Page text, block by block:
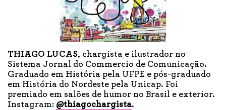
THIAGO LUCAS, chargista e ilustrador no
Sistema Jornal do Commercio de Comunicação.
Graduado em História pela UFPE e pós-graduado
em História do Nordeste pela Unicap. Foi
premiado em salões de humor no Brasil e exterior.
Instagram: @thiagochargista.